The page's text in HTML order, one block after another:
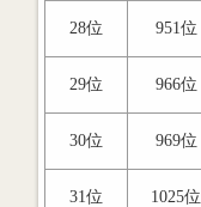
28位 951位
29位 966位
30位 969位
31位 1025位